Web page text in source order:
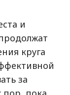
и
круга
за